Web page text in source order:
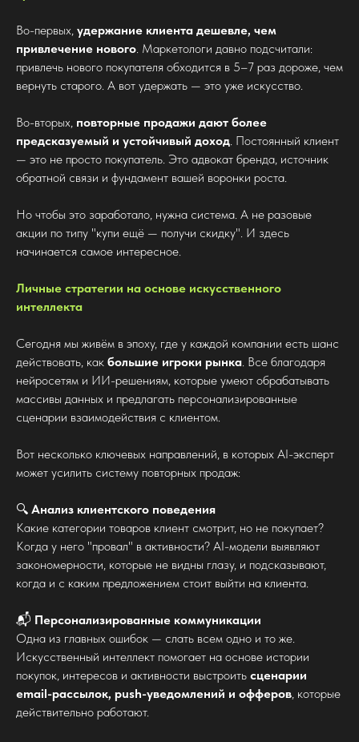
Во-первых, удержание клиента дешевле, чем
привлечение нового. Маркетологи давно подсчитали:
привлечь нового покупателя обходится в 5–7 раз дороже, чем
вернуть старого. А вот удержать — это уже искусство.
Во-вторых, повторные продажи дают более
предсказуемый и устойчивый доход. Постоянный клиент
— это не просто покупатель. Это адвокат бренда, источник
обратной связи и фундамент вашей воронки роста.
Но чтобы это заработало, нужна система. А не разовые
акции по типу "купи ещё — получи скидку". И здесь
начинается самое интересное.
Личные стратегии на основе искусственного
интеллекта
Сегодня мы живём в эпоху, где у каждой компании есть шанс
действовать, как большие игроки рынка. Все благодаря
нейросетям и ИИ-решениям, которые умеют обрабатывать
массивы данных и предлагать персонализированные
сценарии взаимодействия с клиентом.
Вот несколько ключевых направлений, в которых AI-эксперт
может усилить систему повторных продаж:
🔍 Анализ клиентского поведения
Какие категории товаров клиент смотрит, но не покупает?
Когда у него "провал" в активности? AI-модели выявляют
закономерности, которые не видны глазу, и подсказывают,
когда и с каким предложением стоит выйти на клиента.
📬 Персонализированные коммуникации
Одна из главных ошибок — слать всем одно и то же.
Искусственный интеллект помогает на основе истории
покупок, интересов и активности выстроить сценарии
email-рассылок, push-уведомлений и офферов, которые
действительно работают.